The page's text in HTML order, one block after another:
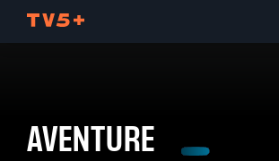
AVENTURE